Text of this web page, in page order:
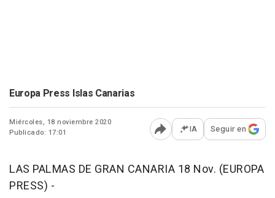
Europa Press Islas Canarias
Miércoles, 18 noviembre 2020
Publicado: 17:01
Abrir opciones para
IA Seguir en
LAS PALMAS DE GRAN CANARIA 18 Nov. (EUROPA
PRESS) -